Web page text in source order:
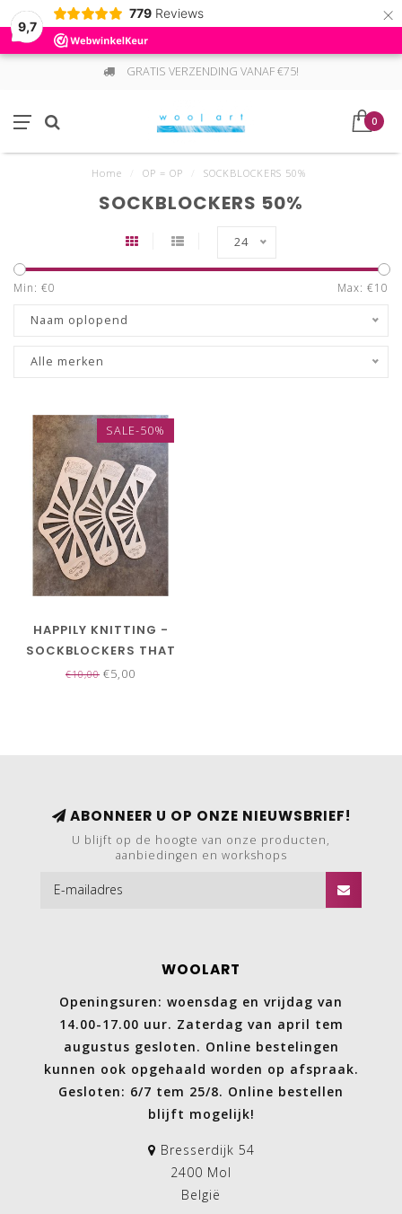
9,7
779 Reviews ×
GRATIS VERZENDING VANAF €75!
0
Home OP = OP SOCKBLOCKERS 50%
SOCKBLOCKERS 50%
24
Min: €0 Max: €10
Naam oplopend
Alle merken
SALE-50%
HAPPILY KNITTING -
SOCKBLOCKERS THAT
SOCKS
€10,00 €5,00
ABONNEER U OP ONZE NIEUWSBRIEF!
U blijft op de hoogte van onze producten,
aanbiedingen en workshops
WOOLART
Openingsuren: woensdag en vrijdag van
14.00-17.00 uur. Zaterdag van april tem
augustus gesloten. Online bestelingen
kunnen ook opgehaald worden op afspraak.
Gesloten: 6/7 tem 25/8. Online bestellen
blijft mogelijk!
Bresserdijk 54
2400 Mol
België